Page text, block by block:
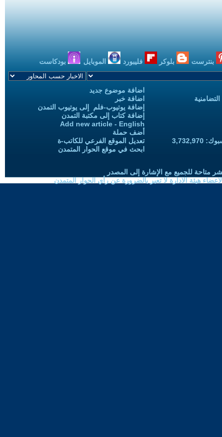
بنترست بلوكر فليبورد الموبايل بودكاست
اضافة موضوع جديد
اضافة خبر
إضافة يوتيوب-فلم إلى يوتيوب التمدن
إضافة كتاب إلى مكتبة التمدن
Add new article - English
أضف حملة
تعديل الموقع الفرعي للكاتب-ة
ابحث في موقع الحوار المتمدن
متاحة للجميع مع الإشارة إلى المصدر
هيئة الادارة لا تعبر بالضرورة عن رأي الحوار المتمدن